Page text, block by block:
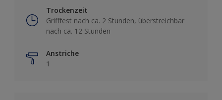
Trockenzeit
Grifffest nach ca. 2 Stunden, überstreichbar
nach ca. 12 Stunden
Anstriche
1